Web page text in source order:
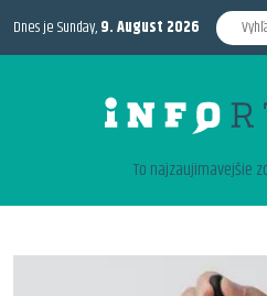
Dnes je Sunday,9. August 2026
To najzaujimavejšie